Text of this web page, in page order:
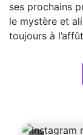
ses prochains
le mystère et
toujours à